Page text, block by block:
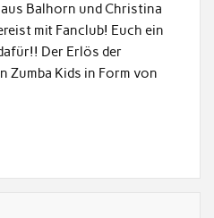
Balhorn und Christina
mit Fanclub! Euch ein
Der Erlös der
Zumba Kids in Form von